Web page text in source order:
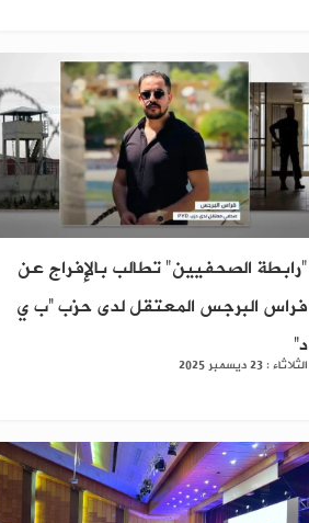
"رابطة الصحفيين" تطالب بالإفراج عن
فراس البرجس المعتقل لدى حزب “ب ي
د”
الثلاثاء : 23 ديسمبر 2025